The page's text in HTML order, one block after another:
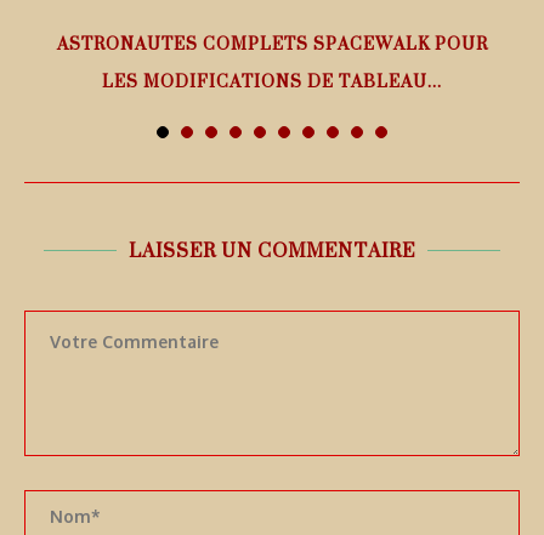
ASTRONAUTES COMPLETS SPACEWALK POUR
LES MODIFICATIONS DE TABLEAU...
LAISSER UN COMMENTAIRE